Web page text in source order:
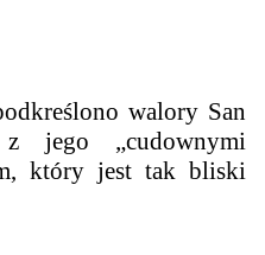
walory San
jego „cudownymi
który jest tak bliski